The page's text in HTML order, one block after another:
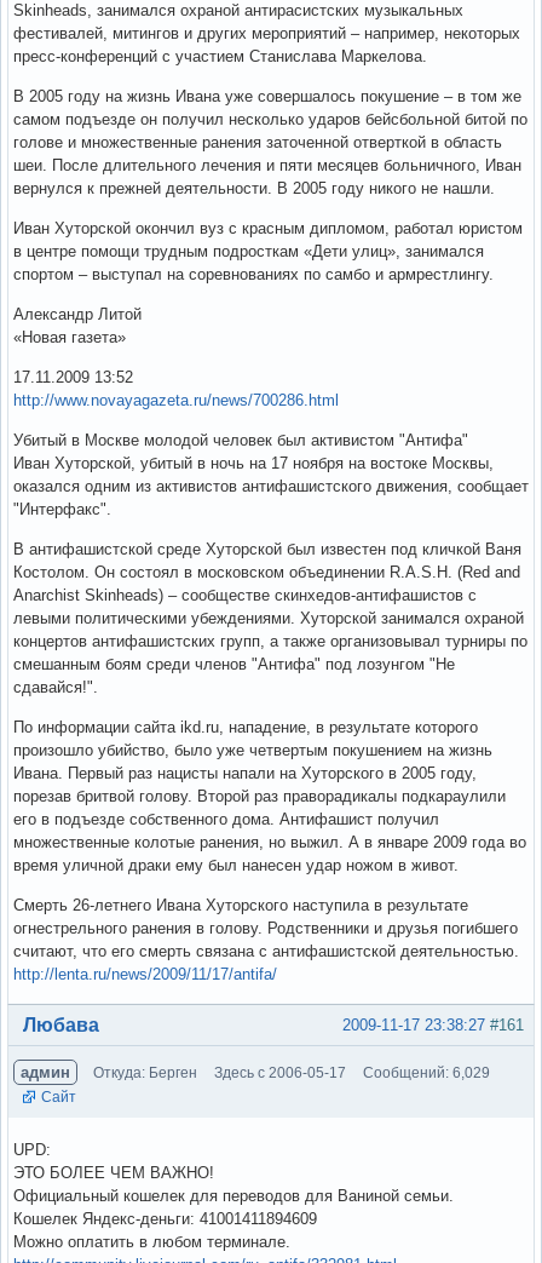
Skinheads, занимался охраной антирасистских музыкальных
фестивалей, митингов и других мероприятий – например, некоторых
пресс-конференций с участием Станислава Маркелова.
В 2005 году на жизнь Ивана уже совершалось покушение – в том же
самом подъезде он получил несколько ударов бейсбольной битой по
голове и множественные ранения заточенной отверткой в область
шеи. После длительного лечения и пяти месяцев больничного, Иван
вернулся к прежней деятельности. В 2005 году никого не нашли.
Иван Хуторской окончил вуз с красным дипломом, работал юристом
в центре помощи трудным подросткам «Дети улиц», занимался
спортом – выступал на соревнованиях по самбо и армрестлингу.
Александр Литой
«Новая газета»
17.11.2009 13:52
http://www.novayagazeta.ru/news/700286.html
Убитый в Москве молодой человек был активистом "Антифа"
Иван Хуторской, убитый в ночь на 17 ноября на востоке Москвы,
оказался одним из активистов антифашистского движения, сообщает
"Интерфакс".
В антифашистской среде Хуторской был известен под кличкой Ваня
Костолом. Он состоял в московском объединении R.A.S.H. (Red and
Anarchist Skinheads) – сообществе скинхедов-антифашистов с
левыми политическими убеждениями. Хуторской занимался охраной
концертов антифашистских групп, а также организовывал турниры по
смешанным боям среди членов "Антифа" под лозунгом "Не
сдавайся!".
По информации сайта ikd.ru, нападение, в результате которого
произошло убийство, было уже четвертым покушением на жизнь
Ивана. Первый раз нацисты напали на Хуторского в 2005 году,
порезав бритвой голову. Второй раз праворадикалы подкараулили
его в подъезде собственного дома. Антифашист получил
множественные колотые ранения, но выжил. А в январе 2009 года во
время уличной драки ему был нанесен удар ножом в живот.
Смерть 26-летнего Ивана Хуторского наступила в результате
огнестрельного ранения в голову. Родственники и друзья погибшего
считают, что его смерть связана с антифашистской деятельностью.
http://lenta.ru/news/2009/11/17/antifa/
Вне форума #161
2009-11-17 23:38:27
Любава
админ Откуда: Берген Здесь с 2006-05-17
Сообщений: 6,029
Сайт
UPD:
ЭТО БОЛЕЕ ЧЕМ ВАЖНО!
Официальный кошелек для переводов для Ваниной семьи.
Кошелек Яндекс-деньги: 41001411894609
Можно оплатить в любом терминале.